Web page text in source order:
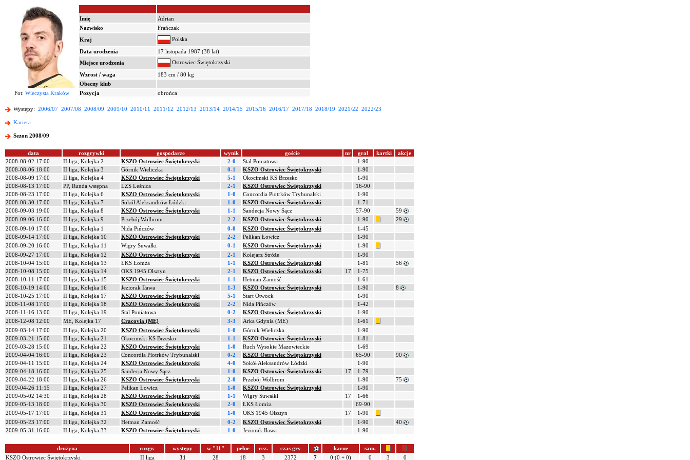
Imię
Adrian
Nazwisko
Frańczak
Kraj
Polska
Data urodzenia
17 listopada 1987 (38 lat)
Miejsce urodzenia
Ostrowiec Świętokrzyski
Wzrost / waga
183 cm / 80 kg
Obecny klub
Fot: Wieczysta Kraków Pozycja obrońca
Występy: 2006/07 2007/08 2008/09 2009/10 2010/11 2011/12 2012/13 2013/14 2014/15 2015/16 2016/17 2017/18 2018/19 2021/22 2022/23
Kariera
Sezon 2008/09
data rozgrywki gospodarze wynik goście nr grał kartki
akcje
2008-08-02 17:00
II liga, Kolejka 2 KSZO Ostrowiec Świętokrzyski 2-0 Stal Poniatowa
1-90
2008-08-06 18:00
II liga, Kolejka 3 Górnik Wieliczka 0-1 KSZO Ostrowiec Świętokrzyski
1-90
2008-08-09 17:00
II liga, Kolejka 4 KSZO Ostrowiec Świętokrzyski 5-1 Okocimski KS Brzesko
1-90
2008-08-13 17:00
PP, Runda wstępna LZS Leśnica 2-1 KSZO Ostrowiec Świętokrzyski
16-90
2008-08-23 17:00
II liga, Kolejka 6 KSZO Ostrowiec Świętokrzyski 1-0 Concordia Piotrków Trybunalski
1-90
2008-08-30 17:00
II liga, Kolejka 7 Sokół Aleksandrów Łódzki 1-0 KSZO Ostrowiec Świętokrzyski
1-71
2008-09-03 19:00
II liga, Kolejka 8 KSZO Ostrowiec Świętokrzyski 1-1 Sandecja Nowy Sącz 57-90
59
2008-09-06 16:00
II liga, Kolejka 9 Przebój Wolbrom 2-2 KSZO Ostrowiec Świętokrzyski 1-90
29
2008-09-10 17:00
II liga, Kolejka 1 Nida Pińczów 0-0 KSZO Ostrowiec Świętokrzyski
1-45
2008-09-14 17:00
II liga, Kolejka 10 KSZO Ostrowiec Świętokrzyski 2-2 Pelikan Łowicz
1-90
2008-09-20 16:00
II liga, Kolejka 11 Wigry Suwałki 0-1 KSZO Ostrowiec Świętokrzyski
1-90
2008-09-27 17:00
II liga, Kolejka 12 KSZO Ostrowiec Świętokrzyski 2-1 Kolejarz Stróże
1-90
2008-10-04 15:00
II liga, Kolejka 13 ŁKS Łomża 1-1 KSZO Ostrowiec Świętokrzyski 1-81
56
2008-10-08 15:00
II liga, Kolejka 14 OKS 1945 Olsztyn 2-1 KSZO Ostrowiec Świętokrzyski 17
1-75
2008-10-11 17:00
II liga, Kolejka 15 KSZO Ostrowiec Świętokrzyski 1-1 Hetman Zamość
1-61
2008-10-19 14:00
II liga, Kolejka 16 Jeziorak Iława 1-3 KSZO Ostrowiec Świętokrzyski 1-90
8
2008-10-25 17:00
II liga, Kolejka 17 KSZO Ostrowiec Świętokrzyski 5-1 Start Otwock
1-90
2008-11-08 17:00
II liga, Kolejka 18 KSZO Ostrowiec Świętokrzyski 2-2 Nida Pińczów
1-42
2008-11-16 13:00
II liga, Kolejka 19 Stal Poniatowa 0-2 KSZO Ostrowiec Świętokrzyski
1-90
2008-12-08 12:00
ME, Kolejka 17 Cracovia (ME) 3-3 Arka Gdynia (ME)
1-61
2009-03-14 17:00
II liga, Kolejka 20 KSZO Ostrowiec Świętokrzyski 1-0 Górnik Wieliczka
1-90
2009-03-21 15:00
II liga, Kolejka 21 Okocimski KS Brzesko 1-1 KSZO Ostrowiec Świętokrzyski
1-81
2009-03-28 15:00
II liga, Kolejka 22 KSZO Ostrowiec Świętokrzyski 1-0 Ruch Wysokie Mazowieckie
1-69
2009-04-04 16:00
II liga, Kolejka 23 Concordia Piotrków Trybunalski 0-2 KSZO Ostrowiec Świętokrzyski 65-90
90
2009-04-11 15:00
II liga, Kolejka 24 KSZO Ostrowiec Świętokrzyski 4-0 Sokół Aleksandrów Łódzki
1-90
2009-04-18 16:00
II liga, Kolejka 25 Sandecja Nowy Sącz 1-0 KSZO Ostrowiec Świętokrzyski 17
1-79
2009-04-22 18:00
II liga, Kolejka 26 KSZO Ostrowiec Świętokrzyski 2-0 Przebój Wolbrom 1-90
75
2009-04-26 11:15
II liga, Kolejka 27 Pelikan Łowicz 1-0 KSZO Ostrowiec Świętokrzyski
1-90
2009-05-02 14:30
II liga, Kolejka 28 KSZO Ostrowiec Świętokrzyski 1-1 Wigry Suwałki 17
1-66
2009-05-13 18:00
II liga, Kolejka 30 KSZO Ostrowiec Świętokrzyski 2-0 ŁKS Łomża
69-90
2009-05-17 17:00
II liga, Kolejka 31 KSZO Ostrowiec Świętokrzyski 1-0 OKS 1945 Olsztyn 17
1-90
2009-05-23 17:00
II liga, Kolejka 32 Hetman Zamość 0-2 KSZO Ostrowiec Świętokrzyski 1-90
40
2009-05-31 16:00
II liga, Kolejka 33 KSZO Ostrowiec Świętokrzyski 1-0 Jeziorak Iława 1-90
drużyna rozgr. występy w "11" pełne rez. czas gry karne
sam.
KSZO Ostrowiec Świętokrzyski
II liga 31 28 18 3 2372 7 0 (0 + 0) 0 3 0